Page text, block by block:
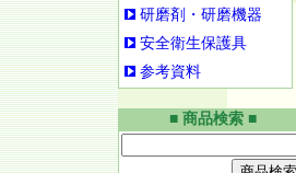
研磨剤・研磨機器
安全衛生保護具
参考資料
■ 商品検索 ■